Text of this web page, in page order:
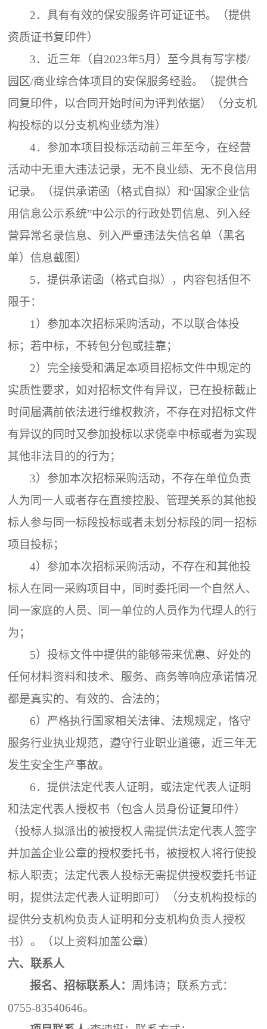
2． 具有有效的保安服务许可证证书。（提供
资质证书复印件）
3． 近三年（自2023年5月）至今具有写字楼/
园区/商业综合体项目的安保服务经验。（提供合
同复印件，以合同开始时间为评判依据）（分支机
构投标的以分支机构业绩为准）
4． 参加本项目投标活动前三年至今，在经营
活动中无重大违法记录，无不良业绩、无不良信用
记录。（提供承诺函（格式自拟）和“国家企业信
用信息公示系统”中公示的行政处罚信息、列入经
营异常名录信息、列入严重违法失信名单（黑名
单）信息截图）
5．提供承诺函（格式自拟），内容包括但不
限于：
1）参加本次招标采购活动，不以联合体投
标；若中标，不转包分包或挂靠；
2）完全接受和满足本项目招标文件中规定的
实质性要求，如对招标文件有异议，已在投标截止
时间届满前依法进行维权救济，不存在对招标文件
有异议的同时又参加投标以求侥幸中标或者为实现
其他非法目的的行为；
3）参加本次招标采购活动，不存在单位负责
人为同一人或者存在直接控股、管理关系的其他投
标人参与同一标段投标或者未划分标段的同一招标
项目投标；
4）参加本次招标采购活动，不存在和其他投
标人在同一采购项目中，同时委托同一个自然人、
同一家庭的人员、同一单位的人员作为代理人的行
为；
5）投标文件中提供的能够带来优惠、好处的
任何材料资料和技术、服务、商务等响应承诺情况
都是真实的、有效的、合法的；
6）严格执行国家相关法律、法规规定，恪守
服务行业执业规范，遵守行业职业道德，近三年无
发生安全生产事故。
6．提供法定代表人证明，或法定代表人证明
和法定代表人授权书（包含人员身份证复印件）
（投标人拟派出的被授权人需提供法定代表人签字
并加盖企业公章的授权委托书，被授权人将行使投
标人职责；法定代表人投标无需提供授权委托书证
明，提供法定代表人证明即可）（分支机构投标的
提供分支机构负责人证明和分支机构负责人授权
书）。（以上资料加盖公章）
六、联系人
报名、招标联系人： 周炜诗； 联系方式：
0755-83540646。